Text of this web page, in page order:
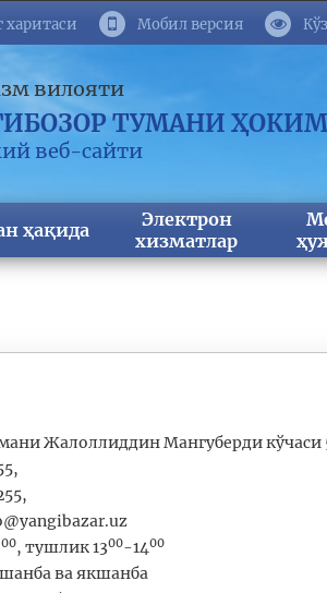
харитаси Мобил версия
вилояти
ТУМАНИ
веб-сайти
ҳақида
Электрон
хизматлар
Жалоллиддин Мангуберди кўчаси
00, тушлик 1300-1400
шанба ва якшанба